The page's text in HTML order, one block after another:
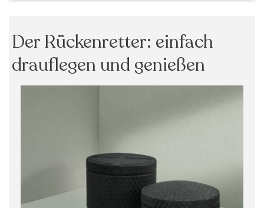
Der Rückenretter: einfach
drauflegen und genießen